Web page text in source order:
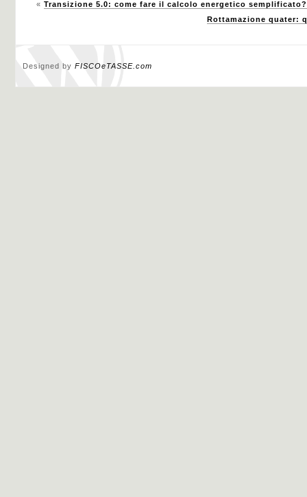
« Transizione 5.0: come fare il calcolo energetico semplificato?
Rottamazione quater:
Designed by FISCOeTASSE.com